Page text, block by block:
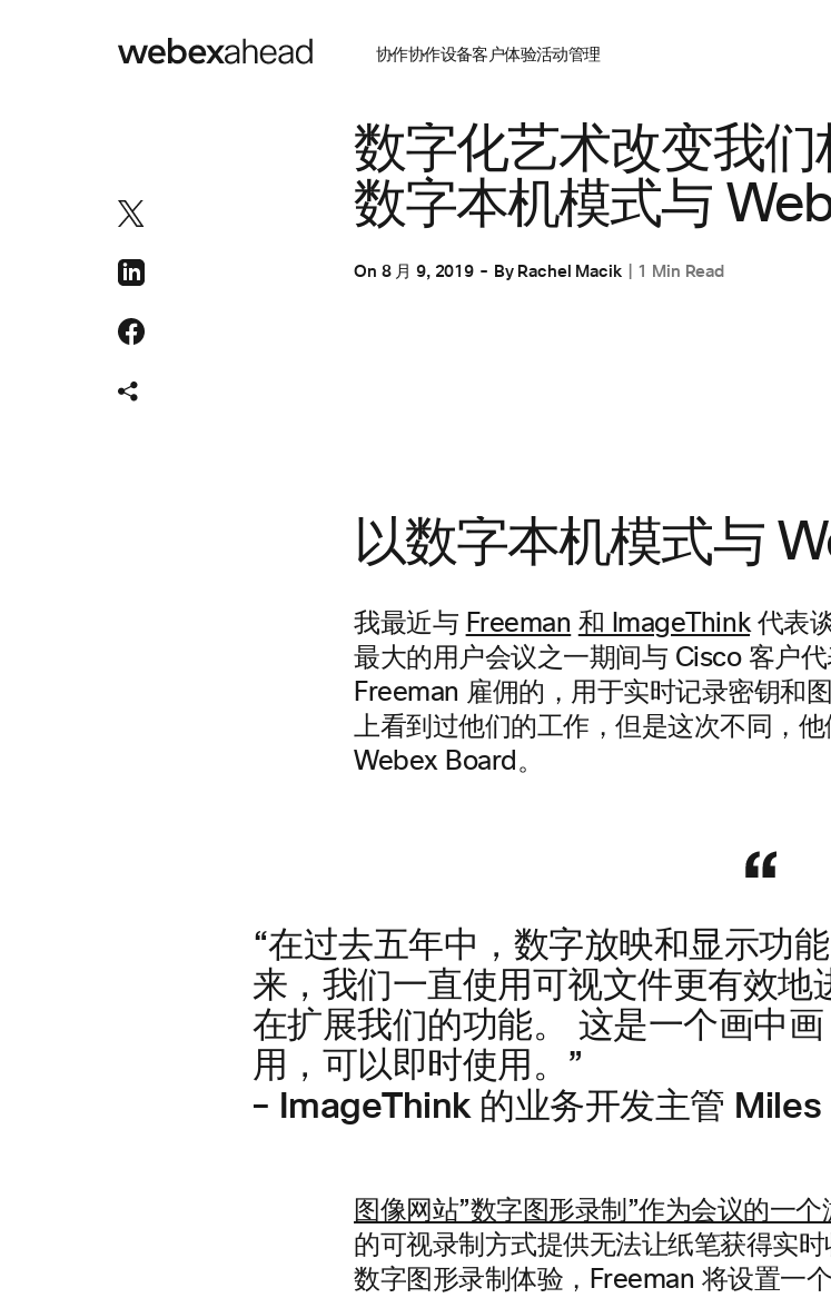
协作协作设备客户体验活动管理
数字化艺术改变我
数字本机模式与
On 8 月 9, 2019 By Rachel Macik 1 Min Read
以数字本机模式与
我最近与 Freeman 和 ImageThink 代表
最大的用户会议之一期间与 Cisco 客户
Freeman 雇佣的，用于实时记录密钥和
上看到过他们的工作，但是这次不同，
Webex Board。
“在过去五年中，数字放映和显示功
来，我们一直使用可视文件更有效地
在扩展我们的功能。 这是一个画中
用，可以即时使用。”
– ImageThink 的业务开发主管
图像网站”数字图形录制”作为会议的一
的可视录制方式提供无法让纸笔获得实
数字图形录制体验，Freeman 将设置一